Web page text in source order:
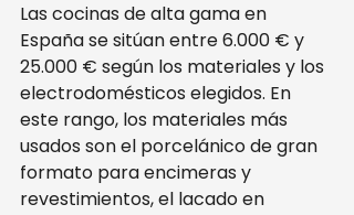
Las cocinas de alta gama en
España se sitúan entre 6.000 € y
25.000 € según los materiales y los
electrodomésticos elegidos. En
este rango, los materiales más
usados son el porcelánico de gran
formato para encimeras y
revestimientos, el lacado en